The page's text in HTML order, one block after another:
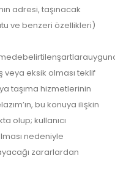
adresi, taşınacak
ve benzeri özellikleri)
eksik olması teklif
taşıma hizmetlerinin
bu konuya ilişkin
olup; kullanıcı
nedeniyle
zararlardan